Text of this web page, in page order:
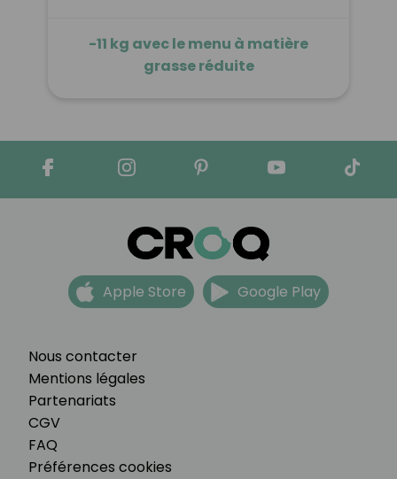
-11 kg avec le menu à matière
grasse réduite
Nous contacter
Mentions légales
Partenariats
CGV
FAQ
Préférences cookies
Apple Store Google Play